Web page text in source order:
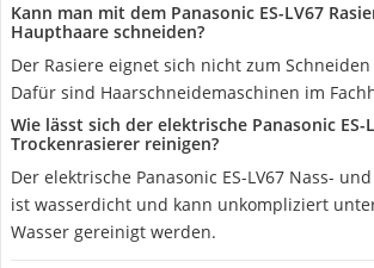
Kann man mit dem Panasonic ES-LV67
Haupthaare schneiden?
Der Rasiere eignet sich nicht zum
Dafür sind Haarschneidemaschinen im
Wie lässt sich der elektrische Panasonic ES-
Trockenrasierer reinigen?
Der elektrische Panasonic ES-LV67 Nass-
ist wasserdicht und kann unkompliziert
Wasser gereinigt werden.